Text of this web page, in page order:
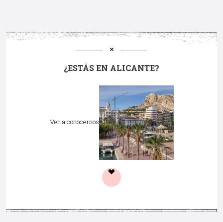
¿ESTÁS EN ALICANTE?
Ven a conocernos